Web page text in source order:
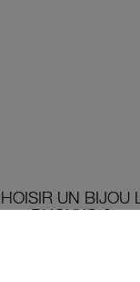
UN BIJOU
BIJOUX® ?